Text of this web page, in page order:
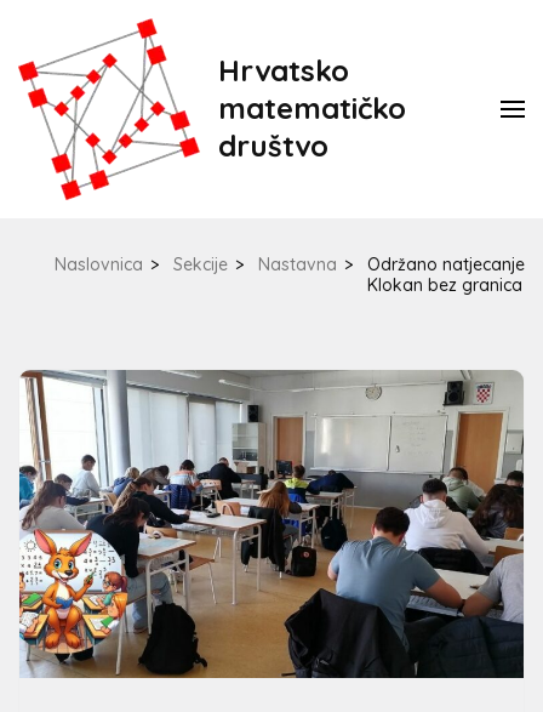
Hrvatsko
matematičko
društvo
Naslovnica > Sekcije > Nastavna >
Održano natjecanje
Klokan bez granica